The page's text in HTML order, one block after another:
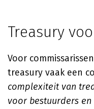
Treasury
Voor
treasury vaak een
complexiteit van
voor bestuurders